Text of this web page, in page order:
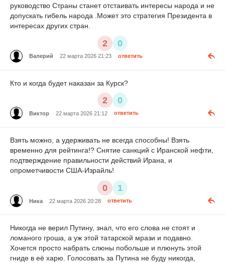
руководство Страны станет отстаивать интересы народа и не
допускать гибель народа .Может это стратегия Президента в
интересах других стран.
2 0
Валерий 22 марта 2026 21:23 ответить
Кто и когда будет наказан за Курск?
2 0
Виктор 22 марта 2026 21:12 ответить
Взять можно, а удерживать не всегда способны! Взять
временно для рейтинга!? Снятие санкций с Иранской нефти,
подтверждение правильности действий Ирана, и
опрометчивости США-Израйль!
0 1
Ника 22 марта 2026 20:28 ответить
Никогда не верил Путину, знал, что его слова не стоят и
ломаного гроша, а уж этой татарской мрази и подавно.
Хочется просто набрать слюны побольше и плюнуть этой
гниде в её харю. Голосовать за Путина не буду никогда,